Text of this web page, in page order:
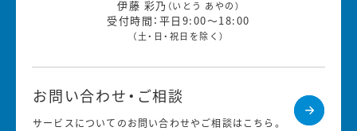
伊藤 彩乃 （いとう あやの）
受付時間：平日9:00～18:00
（土・日・祝日を除く）
お問い合わせ・ご相談
サービスについてのお問い合わせやご相談はこちら。